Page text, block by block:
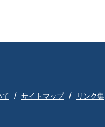
て サイトマップ リンク集